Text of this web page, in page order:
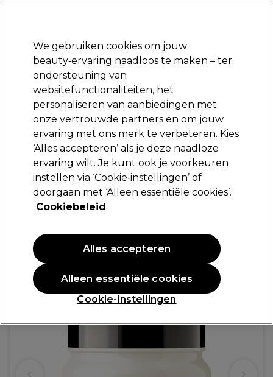
Aanmelden
Merken Deals Haar Elektra
Volgende dag geleverd*
Na verzending, maandag t/m vrijdag
L'Oréal Professionnel
L'Oréal Professionnel Série Expert Metal
Detox Masker 250ml
(3
PROMOTIE
We gebruiken cookies om jouw
beauty‑ervaring naadloos te maken – ter
ondersteuning van
websitefunctionaliteiten, het
personaliseren van aanbiedingen met
onze vertrouwde partners en om jouw
ervaring met ons merk te verbeteren. Kies
‘Alles accepteren’ als je deze naadloze
ervaring wilt. Je kunt ook je voorkeuren
instellen via ‘Cookie‑instellingen’ of
doorgaan met ‘Alleen essentiële cookies’.
Cookiebeleid
Cookie-instellingen
Alleen essentiële cookies
Alles accepteren